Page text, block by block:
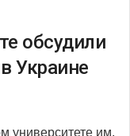
обсудили
Украине
университете им.